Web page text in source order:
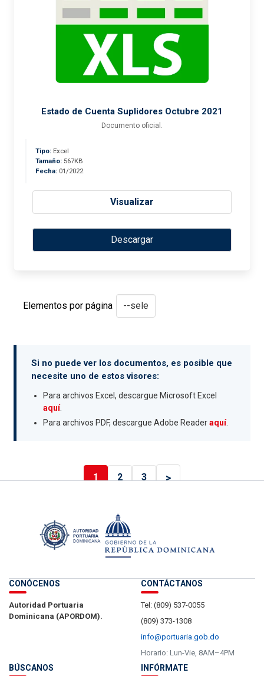
Estado de Cuenta Suplidores Octubre 2021
Documento oficial.
Tipo: Excel
Tamaño: 567KB
Fecha: 01/2022
Visualizar
Descargar
Elementos por página
Si no puede ver los documentos, es posible que
necesite uno de estos visores:
Para archivos Excel, descargue Microsoft Excel
aquí.
Para archivos PDF, descargue Adobe Readeraquí.
1 2 3 >
CONÓCENOS
Autoridad Portuaria
Dominicana (APORDOM).
CONTÁCTANOS
Tel: (809) 537-0055
(809) 373-1308
info@portuaria.gob.do
Horario: Lun-Vie, 8AM–4PM
BÚSCANOS INFÓRMATE